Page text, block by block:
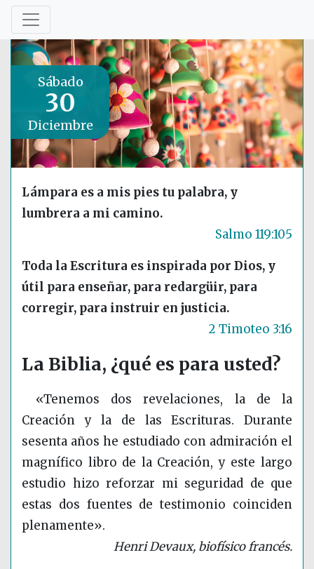
Sábado
30
Diciembre
Lámpara es a mis pies tu palabra, y
lumbrera a mi camino.
Salmo 119:105
Toda la Escritura es inspirada por Dios, y
útil para enseñar, para redargüir, para
corregir, para instruir en justicia.
2 Timoteo 3:16
La Biblia, ¿qué es para usted?
«Tenemos dos revelaciones, la de la
Creación y la de las Escrituras. Durante
sesenta años he estudiado con admiración el
magnífico libro de la Creación, y este largo
estudio hizo reforzar mi seguridad de que
estas dos fuentes de testimonio coinciden
plenamente».
Henri Devaux, biofísico francés.